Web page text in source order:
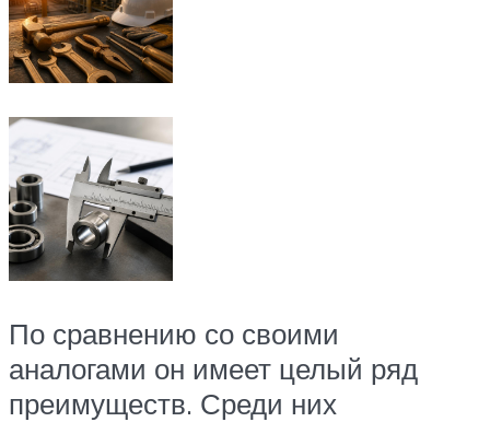
По сравнению со своими
аналогами он имеет целый ряд
преимуществ. Среди них